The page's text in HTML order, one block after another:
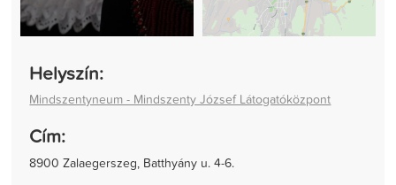
Helyszín:
Mindszentyneum - Mindszenty József Látogatóközpont
Cím:
8900 Zalaegerszeg, Batthyány u. 4-6.